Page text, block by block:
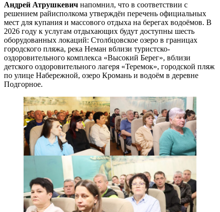
Андрей Атрушкевич напомнил, что в соответствии с
решением райисполкома утверждён перечень официальных
мест для купания и массового отдыха на берегах водоёмов. В
2026 году к услугам отдыхающих будут доступны шесть
оборудованных локаций: Столбцовское озеро в границах
городского пляжа, река Неман вблизи туристско-
оздоровительного комплекса «Высокий Берег», вблизи
детского оздоровительного лагеря «Теремок», городской пляж
по улице Набережной, озеро Кромань и водоём в деревне
Подгорное.